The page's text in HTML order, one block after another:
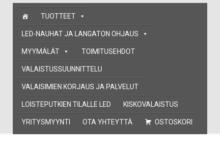
Skip
content
TUOTTEET
LED-NAUHAT JA LANGATON OHJAUS
MYYMÄLÄT TOIMITUSEHDOT
VALAISTUSSUUNNITTELU
VALAISIMIEN KORJAUS JA PALVELUT
LOISTEPUTKIEN TILALLE LED KISKOVALAISTUS
YRITYSMYYNTI OTA YHTEYTTÄ OSTOSKORI